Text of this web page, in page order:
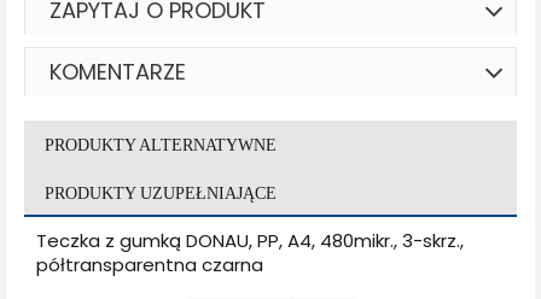
ZAPYTAJ O PRODUKT
KOMENTARZE
PRODUKTY ALTERNATYWNE
PRODUKTY UZUPEŁNIAJĄCE
Teczka z gumką DONAU, PP, A4, 480mikr., 3-skrz.,
półtransparentna czarna